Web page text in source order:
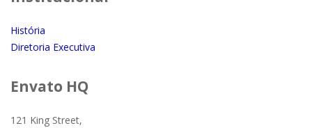
História
Diretoria Executiva
Envato HQ
121 King Street,